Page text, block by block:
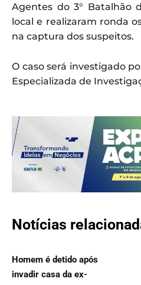
Agentes do 3° Batalhão
local e realizaram ronda
na captura dos suspeitos.
O caso será investigado
Especializada de
Notícias
Homem é detido após
invadir casa da ex-